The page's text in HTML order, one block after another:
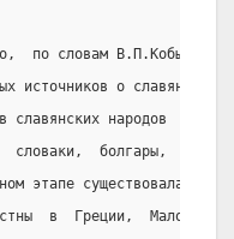
по словам
источников о славянах
славянских народов
словаки,  болгары,
этапе существовала еще
в  Греции,  Малой